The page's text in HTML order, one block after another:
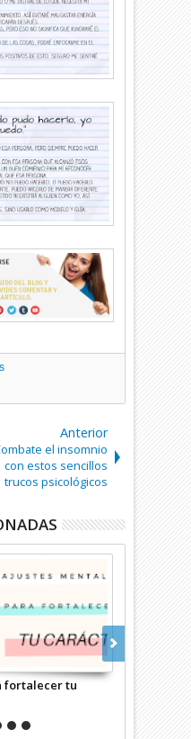
Anterior
el insomnio
con estos sencillos
trucos psicológicos
fortalecer tu